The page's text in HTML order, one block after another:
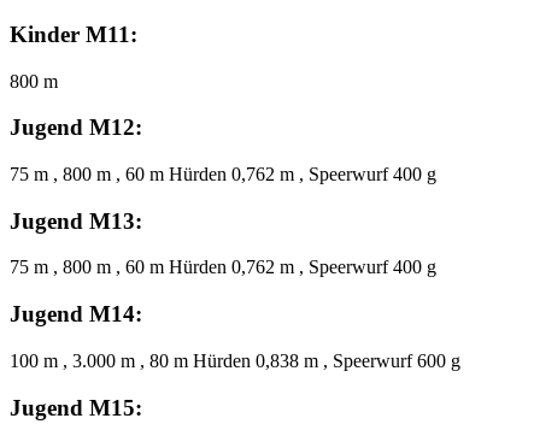
Kinder M11:
800 m
Jugend M12:
75 m , 800 m , 60 m Hürden 0,762 m , Speerwurf 400 g
Jugend M13:
75 m , 800 m , 60 m Hürden 0,762 m , Speerwurf 400 g
Jugend M14:
100 m , 3.000 m , 80 m Hürden 0,838 m , Speerwurf 600 g
Jugend M15: